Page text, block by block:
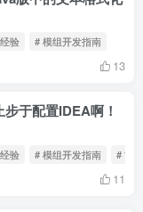
验 # 模组开发指南
13
于配置IDEA啊！
验 # 模组开发指南 # 前瞻
11